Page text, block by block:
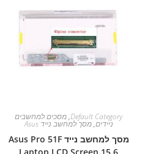
Default Category
,מסכים למחשבים
ניידים,מסך למחשב נייד Asus
מסך למחשב נייד Asus Pro 51F